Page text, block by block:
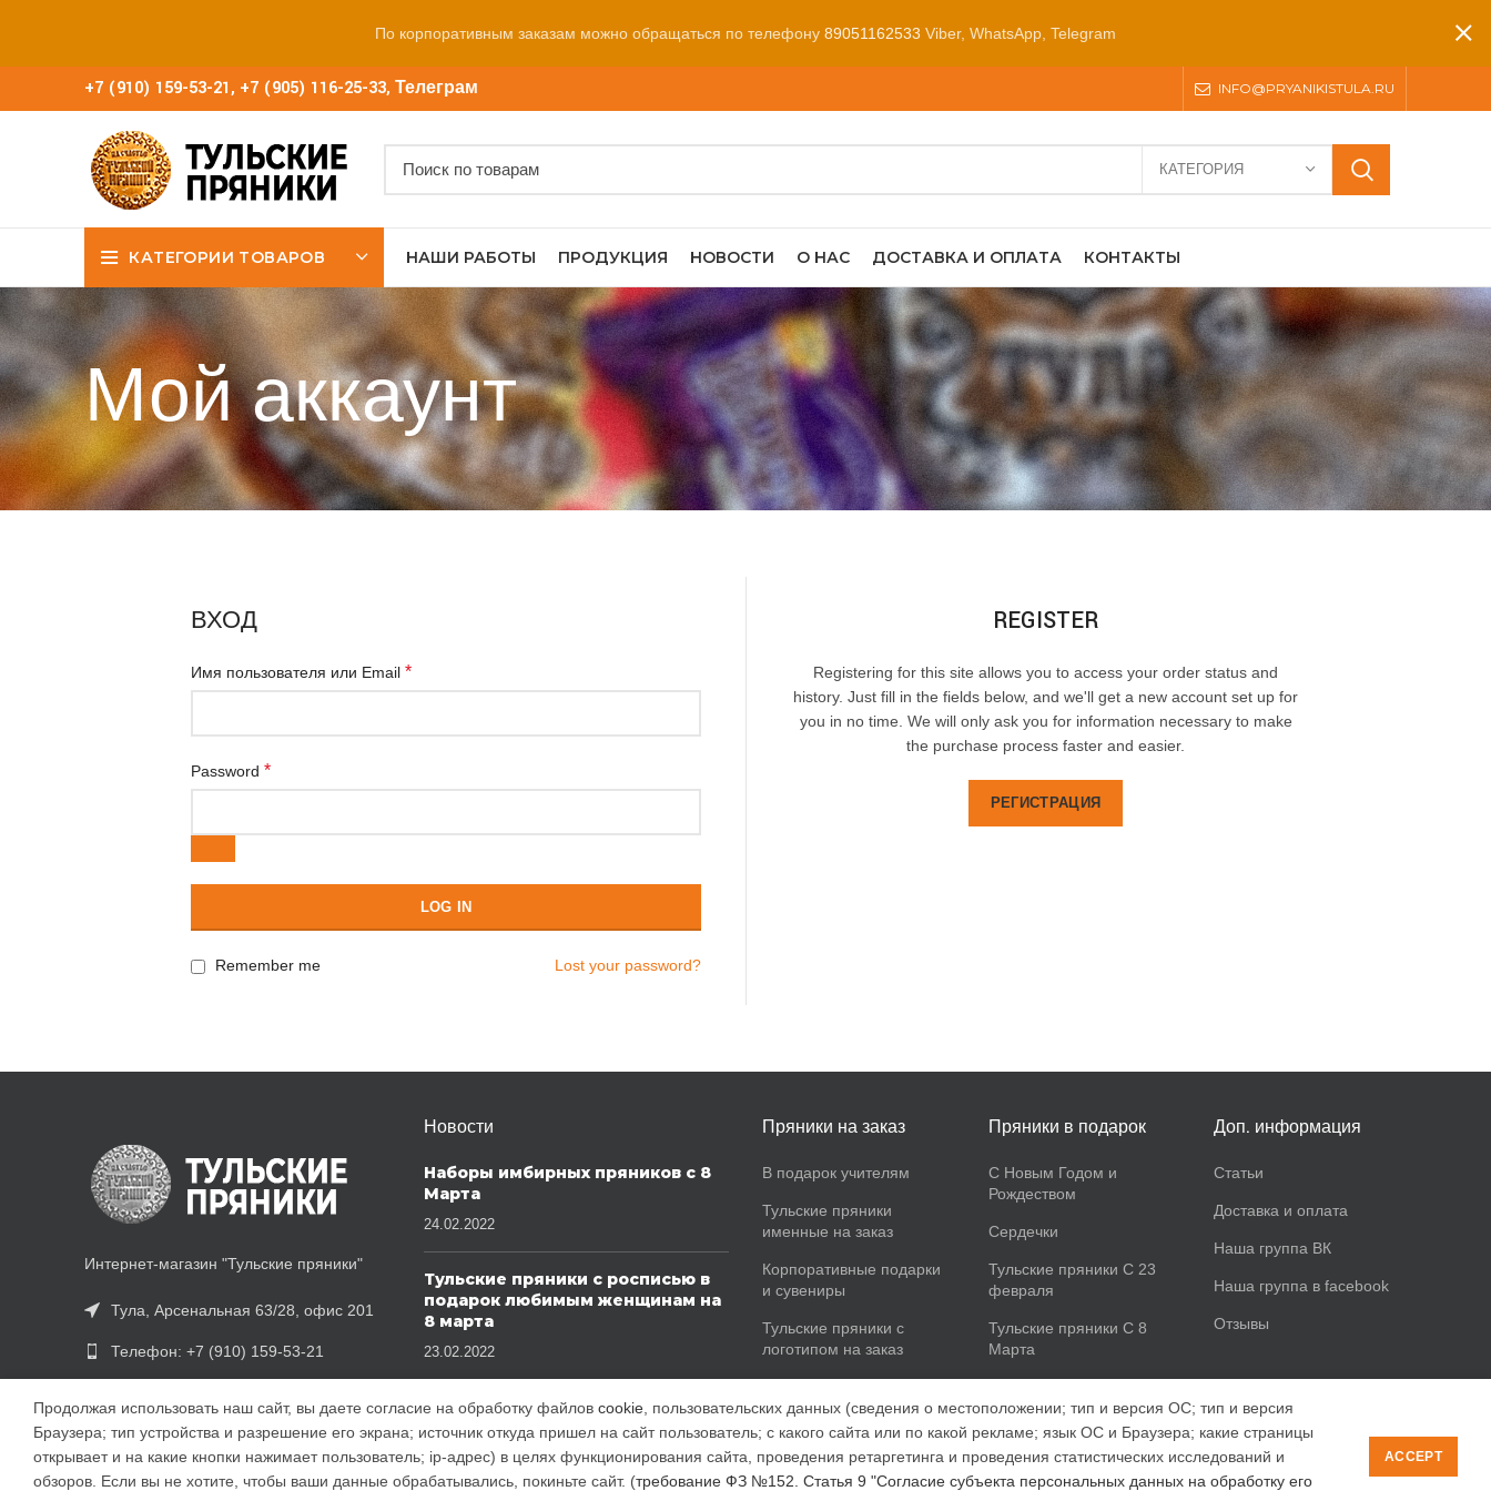
+7 (910) 159-53-21, +7 (905) 116-25-33, Телеграм INFO@PRYANIKISTULA.RU
КАТЕГОРИЯ
КАТЕГОРИИ ТОВАРОВ НАШИ РАБОТЫ ПРОДУКЦИЯ НОВОСТИ О НАС ДОСТАВКА И ОПЛАТА КОНТАКТЫ
Мой аккаунт
ВХОД
Имя пользователя или Email *
Password *
LOG IN
Lost your password?
Remember me
REGISTER
Registering for this site allows you to access your order status and
history. Just fill in the fields below, and we'll get a new account set up for
you in no time. We will only ask you for information necessary to make
the purchase process faster and easier.
РЕГИСТРАЦИЯ
Интернет-магазин "Тульские пряники"
Тула, Арсенальная 63/28, офис 201
Телефон: +7 (910) 159-53-21
Новости
Наборы имбирных пряников с 8
Марта
24.02.2022
Тульские пряники с росписью в
подарок любимым женщинам на
8 марта
23.02.2022
Пряники на заказ
В подарок учителям
Тульские пряники
именные на заказ
Корпоративные подарки
и сувениры
Тульские пряники с
логотипом на заказ
сувенирные в коробках
Пряники в подарок
С Новым Годом и
Рождеством
Сердечки
Тульские пряники С 23
февраля
Тульские пряники С 8
Марта
Доп. информация
Статьи
Доставка и оплата
Наша группа ВК
Наша группа в facebook
Отзывы
По корпоративным заказам можно обращаться по телефону 89051162533 Viber, WhatsApp, Telegram
Продолжая использовать наш сайт, вы даете согласие на обработку файлов cookie , пользовательских данных (сведения о местоположении; тип и версия ОС; тип и версия
Браузера; тип устройства и разрешение его экрана; источник откуда пришел на сайт пользователь; с какого сайта или по какой рекламе; язык ОС и Браузера; какие страницы
открывает и на какие кнопки нажимает пользователь; ip-адрес) в целях функционирования сайта, проведения ретаргетинга и проведения статистических исследований и
обзоров. Если вы не хотите, чтобы ваши данные обрабатывались, покиньте сайт. (требование ФЗ №152. Статья 9 "Согласие субъекта персональных данных на обработку его
ACCEPT